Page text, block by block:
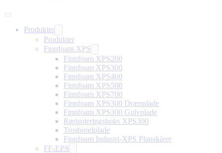
Produkter
Produkter
Finnfoam XPS
Finnfoam XPS200
Finnfoam XPS300
Finnfoam XPS400
Finnfoam XPS500
Finnfoam XPS700
Finnfoam XPS300 Drænplade
Finnfoam XPS300 Gulvplade
Rørisoleringsboks XPS300
Trosbundplade
Finnfoam Industri-XPS Planskåret
FF-EPS